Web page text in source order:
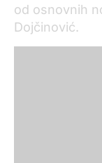
od osnovnih
Dojčinović.